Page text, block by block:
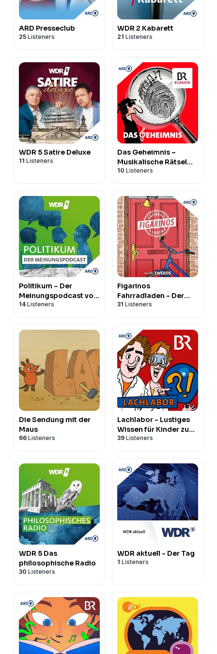
ARD Presseclub
25 Listeners
WDR 2 Kabarett
21 Listeners
WDR 5 Satire Deluxe
11 Listeners
Das Geheimnis –
Musikalische Rätsel
und Krimis zum
10 Listeners
Politikum – Der
Meinungspodcast von
WDR 5
14 Listeners
Figarinos
Fahrradladen - Der
MDR Tweens Hörspiel-
31 Listeners
Die Sendung mit der
Maus
66 Listeners
Lachlabor - Lustiges
Wissen für Kinder zum
Miträtseln
39 Listeners
WDR 5 Das
philosophische Radio
30 Listeners
WDR aktuell - Der Tag
1 Listeners